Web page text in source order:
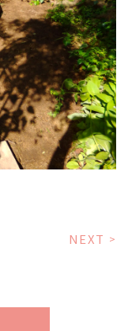
NEXT >